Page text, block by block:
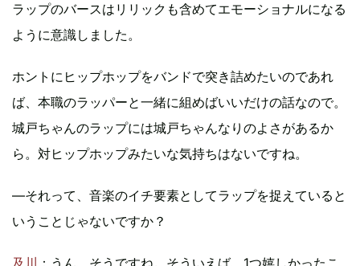
ラップのバースはリリックも含めてエモーショナルになる
ように意識しました。
ホントにヒップホップをバンドで突き詰めたいのであれ
ば、本職のラッパーと一緒に組めばいいだけの話なので。
城戸ちゃんのラップには城戸ちゃんなりのよさがあるか
ら。対ヒップホップみたいな気持ちはないですね。
―それって、音楽のイチ要素としてラップを捉えていると
いうことじゃないですか？